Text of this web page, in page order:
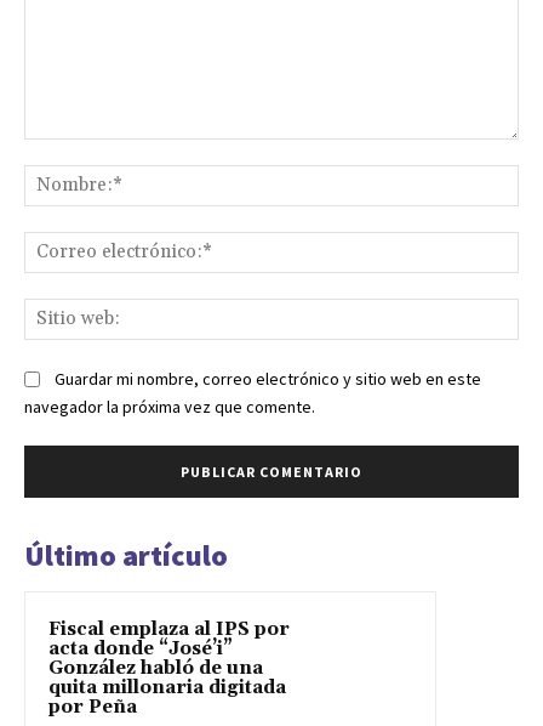
Guardar mi nombre, correo electrónico y sitio web en este
navegador la próxima vez que comente.
Último artículo
Fiscal emplaza al IPS por
acta donde “José’i”
González habló de una
quita millonaria digitada
por Peña